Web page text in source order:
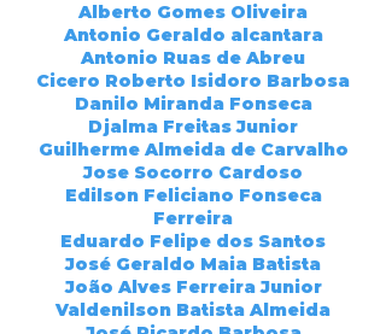
Alberto Gomes Oliveira
Antonio Geraldo alcantara
Antonio Ruas de Abreu
Cicero Roberto Isidoro Barbosa
Danilo Miranda Fonseca
Djalma Freitas Junior
Guilherme Almeida de Carvalho
Jose Socorro Cardoso
Edilson Feliciano Fonseca
Ferreira
Eduardo Felipe dos Santos
José Geraldo Maia Batista
João Alves Ferreira Junior
Valdenilson Batista Almeida